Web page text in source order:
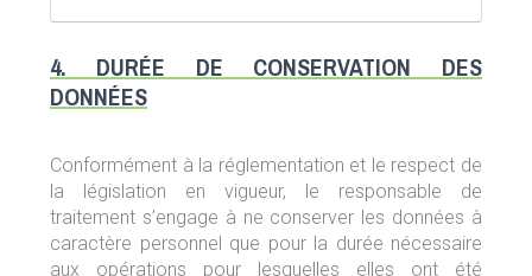
4. DURÉE DE CONSERVATION DES
DONNÉES
Conformément à la réglementation et le respect de
la législation en vigueur, le responsable de
traitement s’engage à ne conserver les données à
caractère personnel que pour la durée nécessaire
aux opérations pour lesquelles elles ont été